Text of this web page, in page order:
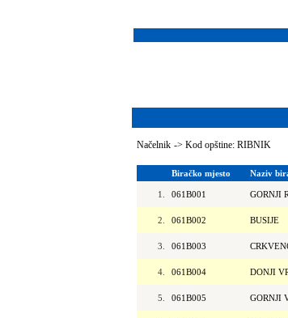
Načelnik -> Kod opštine: RIBNIK
Biračko mjesto Naziv
1. 061B001 GORNJI
2. 061B002 BUSIJE
3. 061B003
4. 061B004 DONJI
5. 061B005 GORNJI